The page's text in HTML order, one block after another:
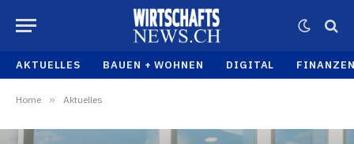
AKTUELLES BAUEN + WOHNEN DIGITAL
Home » Aktuelles